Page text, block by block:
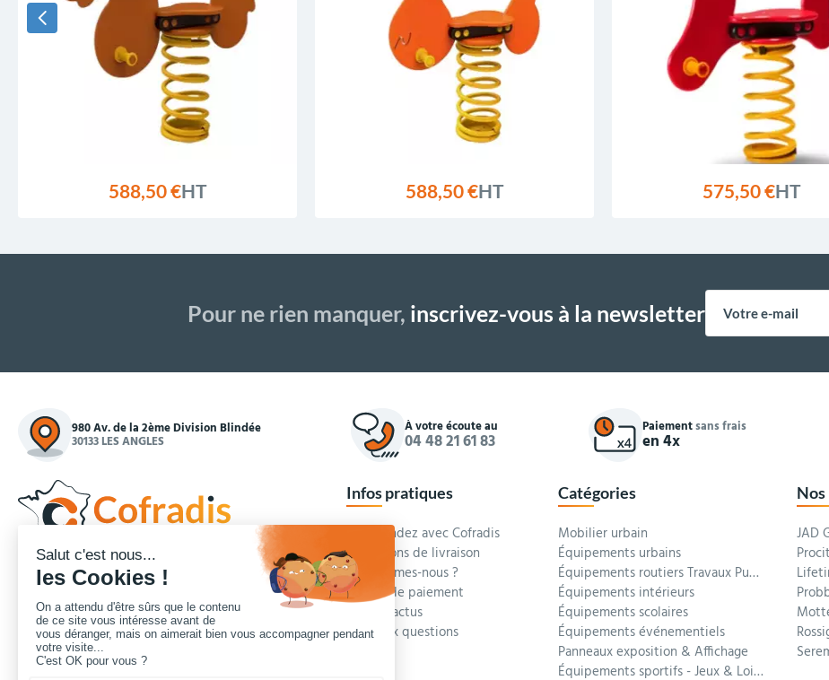
588,50 €HT 588,50 €HT 575,50 €HT
Pour ne rien manquer, inscrivez-vous à la newsletter
980 Av. de la 2ème Division Blindée
30133 LES ANGLES
À votre écoute au
04 48 21 61 83
Paiementsans frais
en 4x
Concepteur et fournisseur de mobilier urbain,
Cofradis répond aux besoins d'équipements des
services des collectivités locales, des entreprises
de travaux publics, lycées, écoles.
Nous contacter
Infos pratiques
Commandez avec Cofradis
Conditions de livraison
Qui sommes-nous ?
Modes de paiement
Blog et actus
Foire aux questions
Catégories
Mobilier urbain
Équipements urbains
Équipements routiers Travaux Publics
Équipements intérieurs
Équipements scolaires
Équipements événementiels
Panneaux exposition & Affichage
Équipements sportifs - Jeux & Loisirs
Nos
JAD